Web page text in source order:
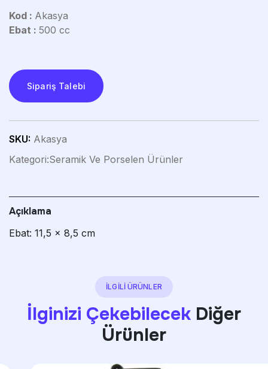
Kod : Akasya
Ebat : 500 cc
Sipariş Talebi
SKU: Akasya
Kategori:Seramik Ve Porselen Ürünler
Açıklama
Ebat: 11,5 x 8,5 cm
İLGİLİ ÜRÜNLER
İlginizi Çekebilecek Diğer
Ürünler